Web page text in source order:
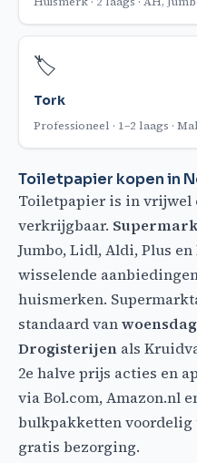
🏷️
Tork
Professioneel · 1–2 laags ·
Toiletpapier kopen in
Toiletpapier is in vrijwel
verkrijgbaar.
Jumbo, Lidl, Aldi, Plus
wisselende
huismerken.
standaard van
Drogisterijen als
2e halve prijs acties en
via Bol.com, Amazon.nl
bulkpakketten
gratis bezorging.